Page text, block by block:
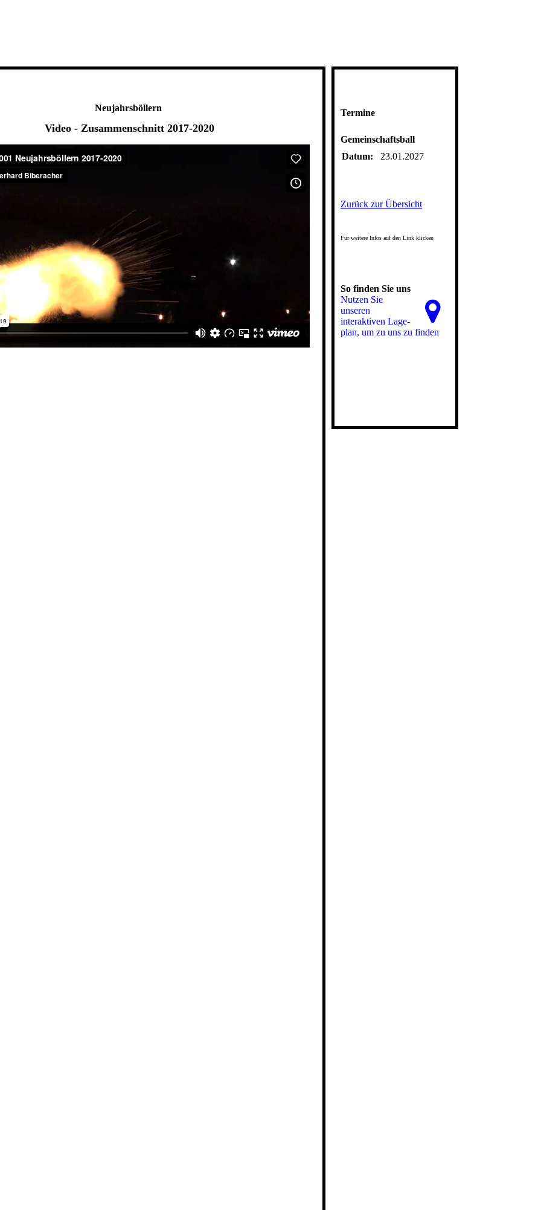
Neujahrsböllern
Video - Zusammenschnitt 2017-2020
Termine
Gemeinschaftsball
Datum:
23.01.2027
Zurück zur Übersicht
Für weitere Infos auf den Link klicken
So finden Sie uns
Nutzen Sie
unseren
interaktiven La­ge­
plan, um zu uns zu finden